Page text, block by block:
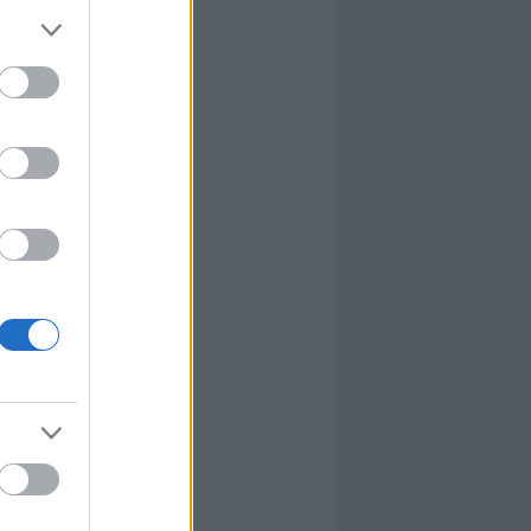
kis falunk
Mix
közt
TV
Takács Gábor
sorozat